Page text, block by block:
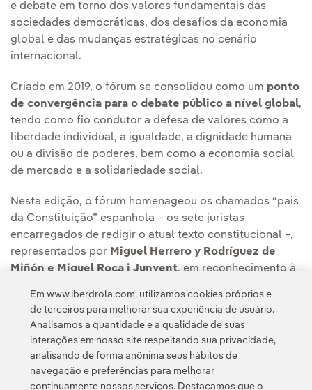
e debate em torno dos valores fundamentais das
sociedades democráticas, dos desafios da economia
global e das mudanças estratégicas no cenário
internacional.
Criado em 2019, o fórum se consolidou como um ponto
de convergência para o debate público a nível global,
tendo como fio condutor a defesa de valores como a
liberdade individual, a igualdade, a dignidade humana
ou a divisão de poderes, bem como a economia social
de mercado e a solidariedade social.
Nesta edição, o fórum homenageou os chamados “pais
da Constituição” espanhola – os sete juristas
encarregados de redigir o atual texto constitucional –,
representados por Miguel Herrero y Rodríguez de
Miñón e Miquel Roca i Junyent, em reconhecimento à
Em www.iberdrola.com, utilizamos cookies próprios e
de terceiros para melhorar sua experiência de usuário.
Analisamos a quantidade e a qualidade de suas
interações em nosso site respeitando sua privacidade,
analisando de forma anônima seus hábitos de
navegação e preferências para melhorar
continuamente nossos serviços. Destacamos que o